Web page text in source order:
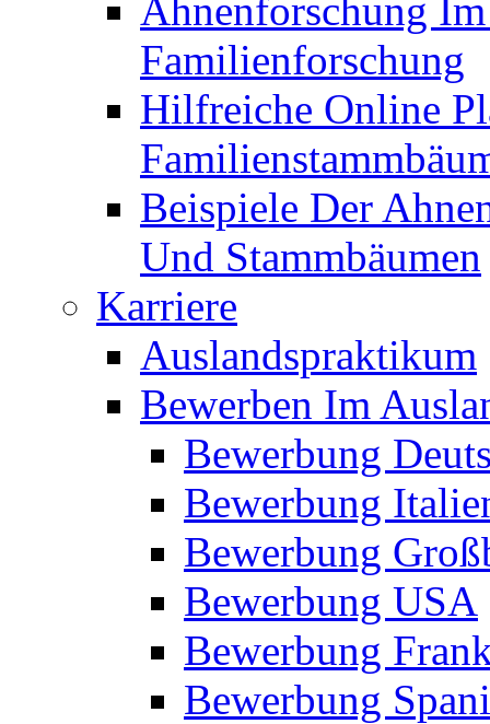
Ahnenforschung
Familienforschung
Hilfreiche Online
Beispiele Der
Und Stammbäumen
Karriere
Auslandspraktikum
Bewerben Im
Bewerbung
Bewerbung
Bewerbung
Bewerbung USA
Bewerbung
Bewerbung